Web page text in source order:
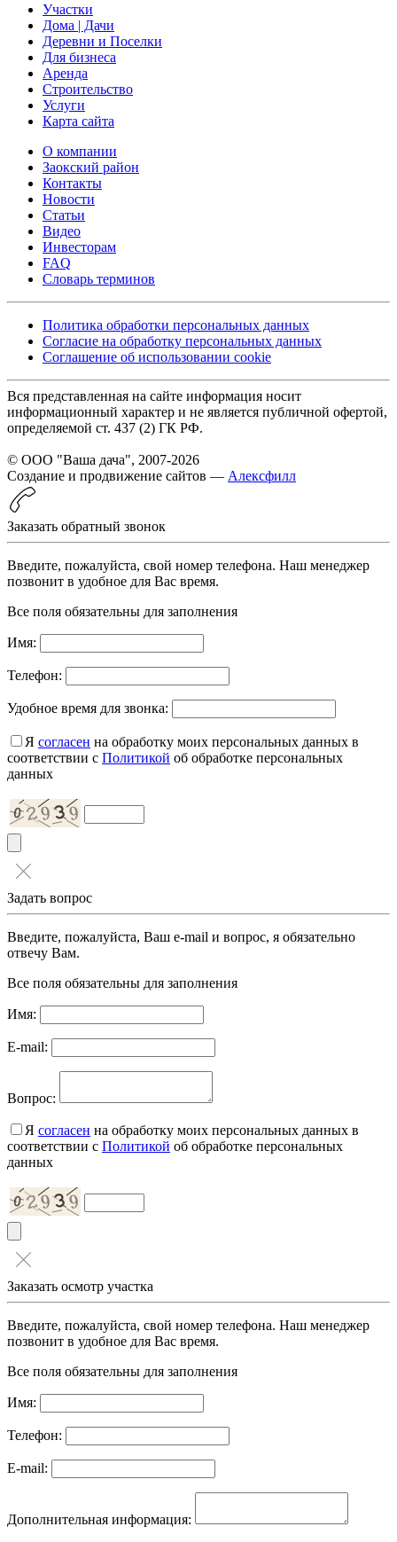
Участки
Дома | Дачи
Деревни и Поселки
Для бизнеса
Аренда
Строительство
Услуги
Карта сайта
О компании
Заокский район
Контакты
Новости
Статьи
Видео
Инвесторам
FAQ
Словарь терминов
Политика обработки персональных данных
Согласие на обработку персональных данных
Соглашение об использовании cookie
Вся представленная на сайте информация носит
информационный характер и не является публичной офертой,
определяемой ст. 437 (2) ГК РФ.
© ООО "Ваша дача", 2007-2026
Создание и продвижение сайтов — Алексфилл
Заказать обратный звонок
Введите, пожалуйста, свой номер телефона. Наш менеджер
позвонит в удобное для Вас время.
Все поля обязательны для заполнения
Имя:
Телефон:
Удобное время для звонка:
Я согласен на обработку моих персональных данных в
соответствии с Политикой об обработке персональных
данных
Задать вопрос
Введите, пожалуйста, Ваш e-mail и вопрос, я обязательно
отвечу Вам.
Все поля обязательны для заполнения
Имя:
E-mail:
Вопрос:
Я согласен на обработку моих персональных данных в
соответствии с Политикой об обработке персональных
данных
Заказать осмотр участка
Введите, пожалуйста, свой номер телефона. Наш менеджер
позвонит в удобное для Вас время.
Все поля обязательны для заполнения
Имя:
Телефон:
E-mail:
Дополнительная информация: